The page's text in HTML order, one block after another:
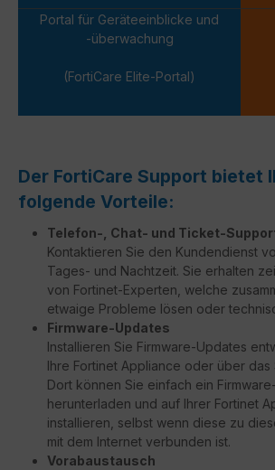
Portal für Geräteeinblicke und
-überwachung
(FortiCare Elite-Portal)
Der FortiCare Support bietet
folgende Vorteile:
Telefon-, Chat- und Ticket-
Kontaktieren Sie den Kundendienst
Tages- und Nachtzeit. Sie erhalten
von Fortinet-Experten, welche
etwaige Probleme lösen oder
Firmware-Updates
Installieren Sie Firmware-Updates
Ihre Fortinet Appliance oder über das
Dort können Sie einfach ein
herunterladen und auf Ihrer Fortinet
installieren, selbst wenn diese zu
mit dem Internet verbunden ist.
Vorabaustausch